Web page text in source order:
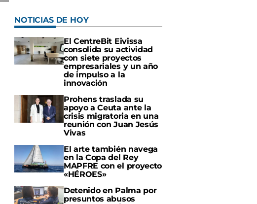
NOTICIAS DE HOY
El CentreBit Eivissa
consolida su actividad
con siete proyectos
empresariales y un año
de impulso a la
innovación
Prohens traslada su
apoyo a Ceuta ante la
crisis migratoria en una
reunión con Juan Jesús
Vivas
El arte también navega
en la Copa del Rey
MAPFRE con el proyecto
«HÉROES»
Detenido en Palma por
presuntos abusos